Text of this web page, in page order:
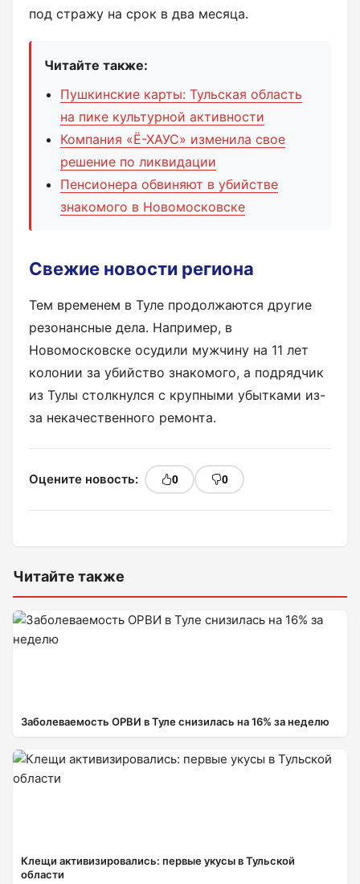
под стражу на срок в два месяца.
Читайте также:
Пушкинские карты: Тульская область
на пике культурной активности
Компания «Ё-ХАУС» изменила свое
решение по ликвидации
Пенсионера обвиняют в убийстве
знакомого в Новомосковске
Свежие новости региона
Тем временем в Туле продолжаются другие
резонансные дела. Например, в
Новомосковске осудили мужчину на 11 лет
колонии за убийство знакомого, а подрядчик
из Тулы столкнулся с крупными убытками из-
за некачественного ремонта.
Оцените новость: 0 0
Читайте также
Заболеваемость ОРВИ в Туле снизилась на 16% за неделю
Клещи активизировались: первые укусы в Тульской
области